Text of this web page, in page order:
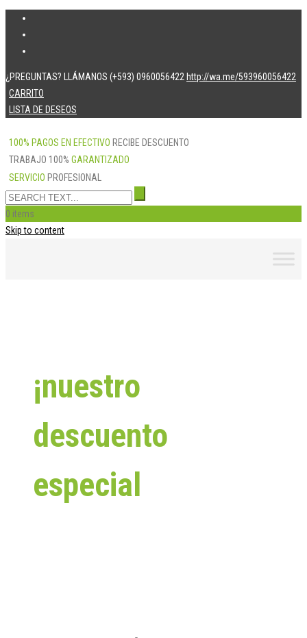
¿PREGUNTAS? LLÁMANOS (+593) 0960056422 http://wa.me/593960056422
CARRITO
LISTA DE DESEOS
100% PAGOS EN EFECTIVO RECIBE DESCUENTO
TRABAJO 100% GARANTIZADO
SERVICIO PROFESIONAL
0 items
Skip to content
¡nuestro
descuento
especial